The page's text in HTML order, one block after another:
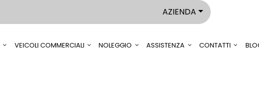
AZIENDA
VEICOLI COMMERCIALI NOLEGGIO ASSISTENZA CONTATTI